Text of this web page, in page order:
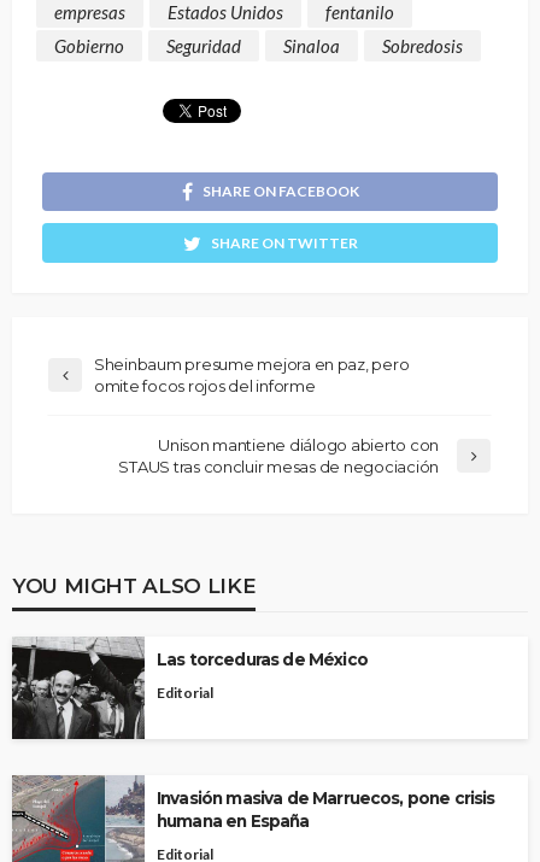
empresas
Estados Unidos
fentanilo
Gobierno
Seguridad Sinaloa Sobredosis
SHARE ON FACEBOOK
SHARE ON TWITTER
Sheinbaum presume mejora en paz, pero
omite focos rojos del informe
Unison mantiene diálogo abierto con
STAUS tras concluir mesas de negociación
YOU MIGHT ALSO LIKE
Las torceduras de México
Editorial
Invasión masiva de Marruecos, pone crisis
humana en España
Editorial